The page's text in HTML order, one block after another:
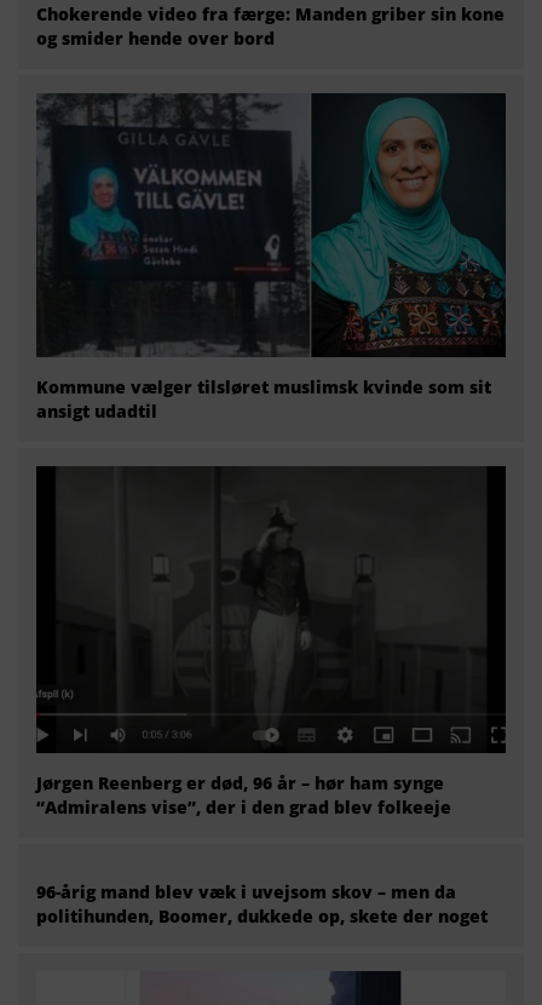
Chokerende video fra færge: Manden griber sin kone
og smider hende over bord
Kommune vælger tilsløret muslimsk kvinde som sit
ansigt udadtil
Jørgen Reenberg er død, 96 år – hør ham synge
“Admiralens vise”, der i den grad blev folkeeje
96-årig mand blev væk i uvejsom skov – men da
politihunden, Boomer, dukkede op, skete der noget